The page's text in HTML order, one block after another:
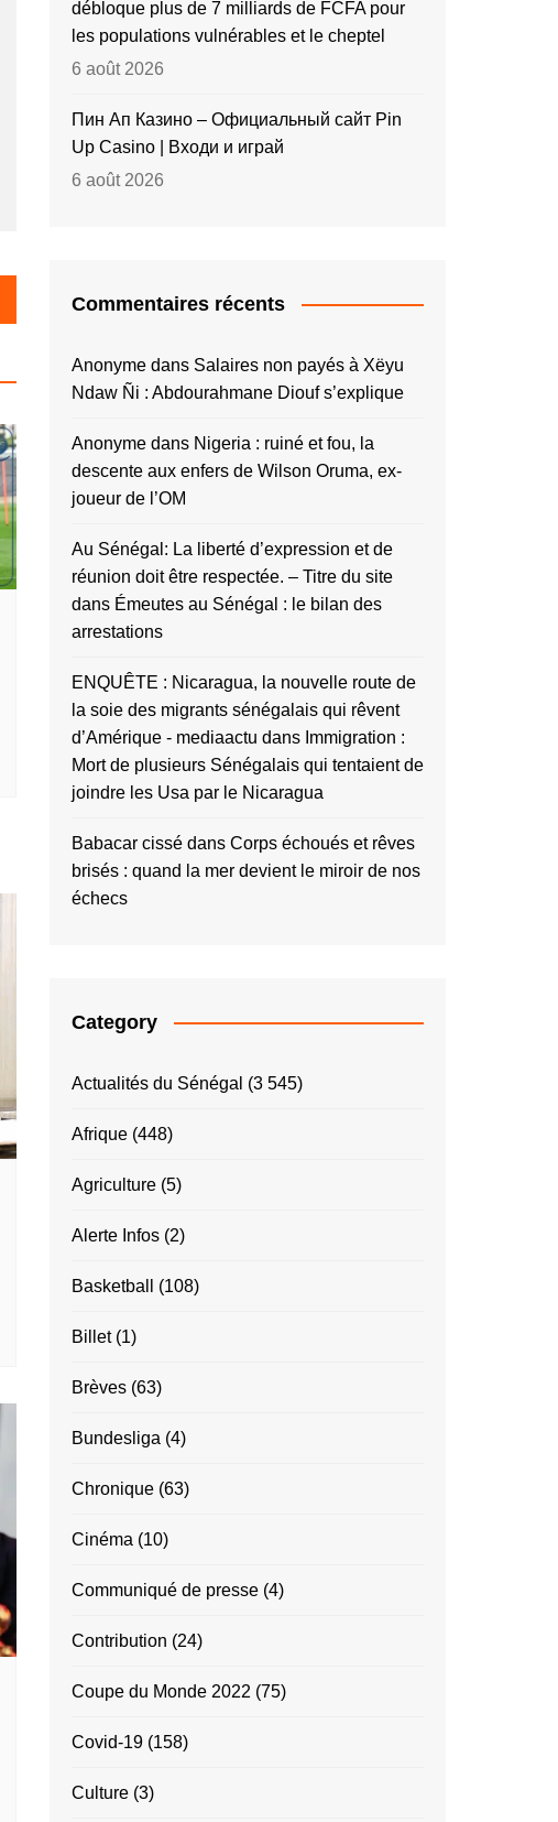
débloque plus de 7 milliards de FCFA pour
les populations vulnérables et le cheptel
6 août 2026
Пин Ап Казино – Официальный сайт Pin
Up Casino | Входи и играй
6 août 2026
Commentaires récents
Anonyme dans Salaires non payés à Xëyu
Ndaw Ñi : Abdourahmane Diouf s’explique
Anonyme dans Nigeria : ruiné et fou, la
descente aux enfers de Wilson Oruma, ex-
joueur de l’OM
Au Sénégal: La liberté d’expression et de
réunion doit être respectée. – Titre du site
dans Émeutes au Sénégal : le bilan des
arrestations
ENQUÊTE : Nicaragua, la nouvelle route de
la soie des migrants sénégalais qui rêvent
d’Amérique - mediaactu dans Immigration :
Mort de plusieurs Sénégalais qui tentaient de
joindre les Usa par le Nicaragua
Babacar cissé dans Corps échoués et rêves
brisés : quand la mer devient le miroir de nos
échecs
Category
Actualités du Sénégal (3 545)
Afrique (448)
Agriculture (5)
Alerte Infos (2)
Basketball (108)
Billet(1)
Brèves (63)
Bundesliga (4)
Chronique (63)
Cinéma (10)
Communiqué de presse (4)
Contribution (24)
Coupe du Monde 2022 (75)
Covid-19 (158)
Culture (3)